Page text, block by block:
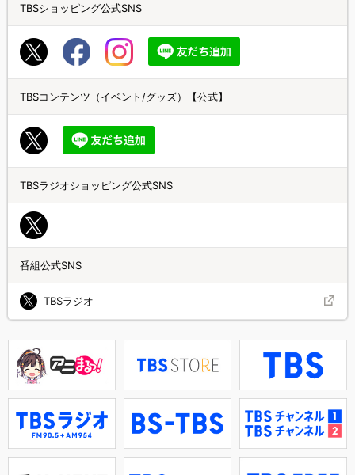
TBSショッピング公式SNS
TBSコンテンツ（イベント/グッズ）【公式】
TBSラジオショッピング公式SNS
番組公式SNS
TBSラジオ